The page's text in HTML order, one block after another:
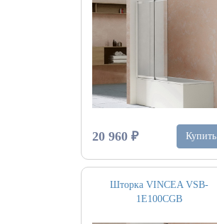
20 960 ₽ Купить
Шторка VINCEA VSB-
1E100CGB